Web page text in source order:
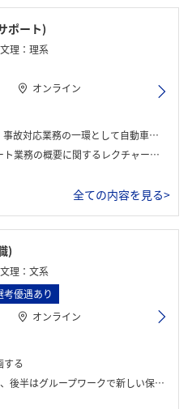
ポート)
理：理系
オンライン
過失割合を検討し、適切な損害サポートを提案するケーススタディに取り組んだ。
討し、プレゼンを行った。現場状況や当事者の主張、判例を踏まえた実践的なケーススタディであり、社員からのフィードバックを通じて実務理解が深まった。
全ての内容を見る>
)
理：文系
考優遇あり
オンライン
する
グループワークを行った。そして、3日目の後半にプレゼンを行い、社員の方々からフィードバックをいただき、優秀班を決めるというもの。